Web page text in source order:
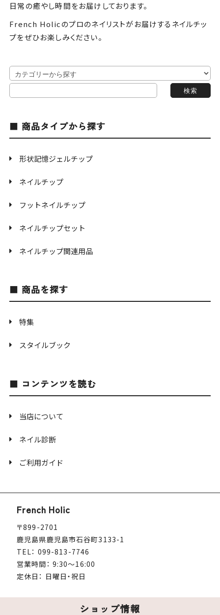
日常の癒やし時間をお届けしております。
French Holicのプロのネイリストがお届けするネイルチッ
プをぜひお楽しみください。
商品タイプから探す
形状記憶ジェルチップ
ネイルチップ
フットネイルチップ
ネイルチップセット
ネイルチップ関連用品
商品を探す
特集
スタイルブック
コンテンツを読む
当店について
ネイル診断
ご利用ガイド
French Holic
〒899-2701
鹿児島県鹿児島市石谷町3133-1
TEL： 099-813-7746
営業時間： 9:30～16:00
定休日： 日曜日・祝日
ショップ情報